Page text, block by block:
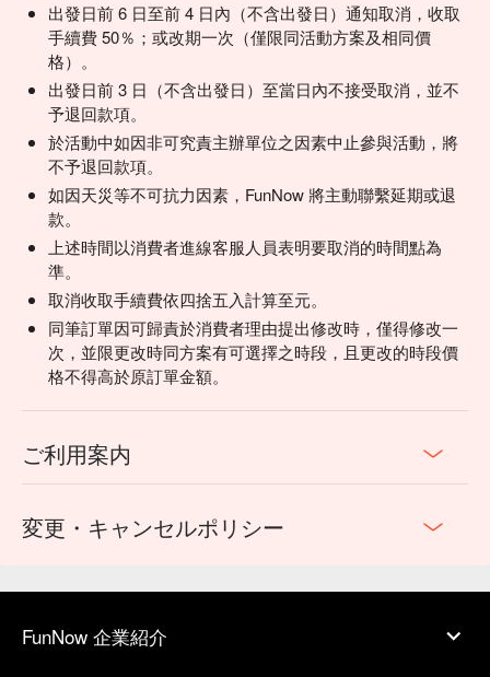
出發日前 6 日至前 4 日內（不含出發日）通知取消，收取
手續費 50％；或改期一次（僅限同活動方案及相同價
格）。
出發日前 3 日（不含出發日）至當日內不接受取消，並不
予退回款項。
於活動中如因非可究責主辦單位之因素中止參與活動，將
不予退回款項。
如因天災等不可抗力因素，FunNow 將主動聯繫延期或退
款。
上述時間以消費者進線客服人員表明要取消的時間點為
準。
取消收取手續費依四捨五入計算至元。
同筆訂單因可歸責於消費者理由提出修改時，僅得修改一
次，並限更改時同方案有可選擇之時段，且更改的時段價
格不得高於原訂單金額。
ご利用案内
変更・キャンセルポリシー
FunNow 企業紹介